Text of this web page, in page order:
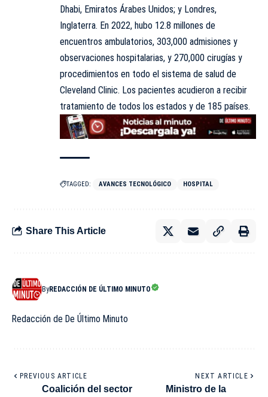
Dhabi, Emiratos Árabes Unidos; y Londres,
Inglaterra. En 2022, hubo 12.8 millones de
encuentros ambulatorios, 303,000 admisiones y
observaciones hospitalarias, y 270,000 cirugías y
procedimientos en todo el sistema de salud de
Cleveland Clinic. Los pacientes acudieron a recibir
tratamiento de todos los estados y de 185 países.
TAGGED: AVANCES TECNOLÓGICO HOSPITAL
Share This Article
ByREDACCIÓN DE ÚLTIMO MINUTO
Redacción de De Último Minuto
PREVIOUS ARTICLE
Coalición del sector
NEXT ARTICLE
Ministro de la